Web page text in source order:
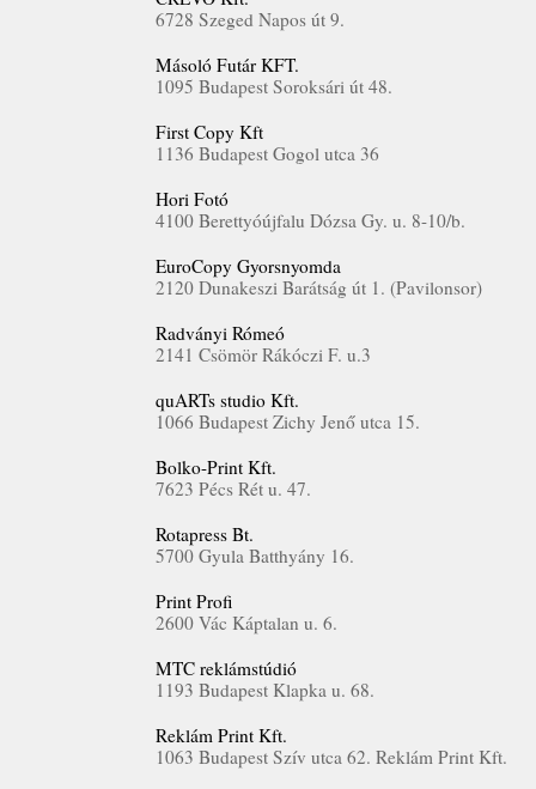
6728 Szeged Napos út 9.
Másoló Futár KFT.
1095 Budapest Soroksári út 48.
First Copy Kft
1136 Budapest Gogol utca 36
Hori Fotó
4100 Berettyóújfalu Dózsa Gy. u. 8-10/b.
EuroCopy Gyorsnyomda
2120 Dunakeszi Barátság út 1. (Pavilonsor)
Radványi Rómeó
2141 Csömör Rákóczi F. u.3
quARTs studio Kft.
1066 Budapest Zichy Jenő utca 15.
Bolko-Print Kft.
7623 Pécs Rét u. 47.
Rotapress Bt.
5700 Gyula Batthyány 16.
Print Profi
2600 Vác Káptalan u. 6.
MTC reklámstúdió
1193 Budapest Klapka u. 68.
Reklám Print Kft.
1063 Budapest Szív utca 62. Reklám Print Kft.